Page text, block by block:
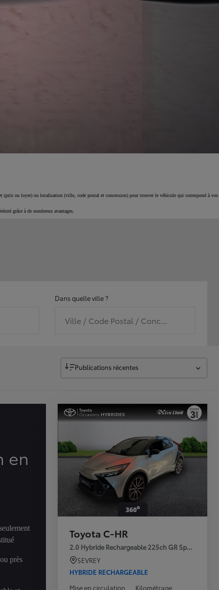
(prix ou loyer) ou localisation (ville, code postal et concession) pour trouver le véhicule qui correspond à vos
grâce à de nombreux avantages.
Dans quelle ville ?
Ville / Code Postal / Concession
Publications récentes
en
près
Toyota C-HR
2.0 Hybride Rechargeable 225ch GR Sport
SEVREY
HYBRIDE RECHARGEABLE
Mise en circulation
Kilométrage